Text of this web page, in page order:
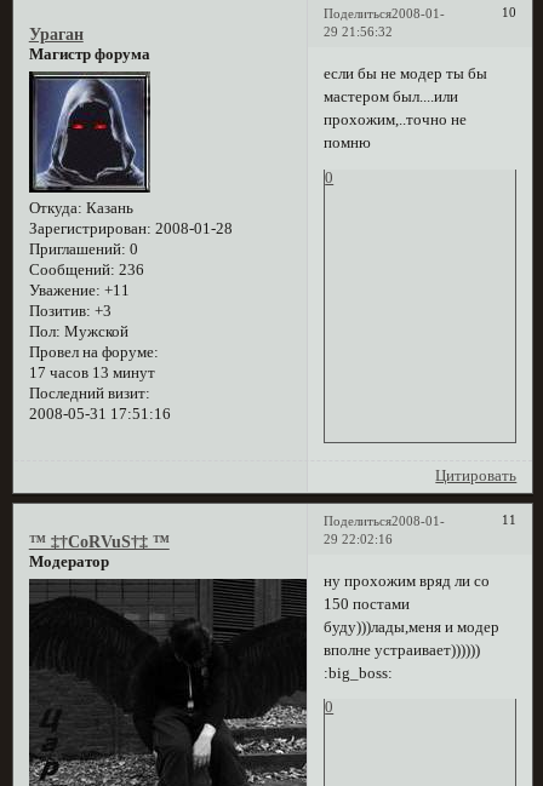
Поделиться 10
2008-01-
29 21:56:32
Ураган
Магистр форума
Откуда: Казань
Зарегистрирован: 2008-01-28
Приглашений: 0
Сообщений: 236
Уважение: +11
Позитив: +3
Пол: Мужской
Провел на форуме:
17 часов 13 минут
Последний визит:
2008-05-31 17:51:16
если бы не модер ты бы
мастером был....или
прохожим,..точно не
помню
0
Цитировать
Поделиться 11
2008-01-
29 22:02:16
™ ‡†CoRVuS†‡ ™
Модератор
ну прохожим вряд ли со
150 постами
буду)))лады,меня и модер
вполне устраивает))))))
:big_boss:
0